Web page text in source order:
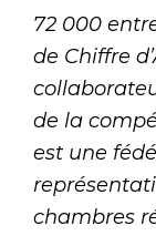
72 000
de Chiffre
de la
est une
chambres